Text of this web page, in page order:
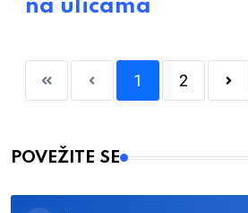
na ulicama
1 2
POVEŽITE SE